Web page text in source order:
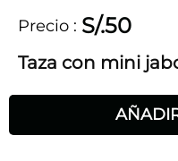
Precio : S/.50
Taza con mini